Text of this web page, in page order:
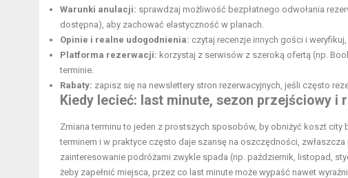
Warunki anulacji: sprawdzaj możliwość bezpłatnego odwołania
dostępna), aby zachować elastyczność w planach.
Opinie i realne udogodnienia: czytaj recenzje innych gości i
Platforma rezerwacji: korzystaj z serwisów z szeroką ofertą (np.
terminie.
Rabaty: zapisz się na newslettery stron rezerwacyjnych, jeśli często
Kiedy lecieć: last minute, sezon przejściowy
Zmiana terminu to jeden z prostszych sposobów, by obniżyć koszt
terminem i w praktyce często daje szansę na oszczędności,
zainteresowanie podróżami zwykle spada (np. październik, listopad,
żeby zapełnić miejsca, przez co last minute może wypaść nawet